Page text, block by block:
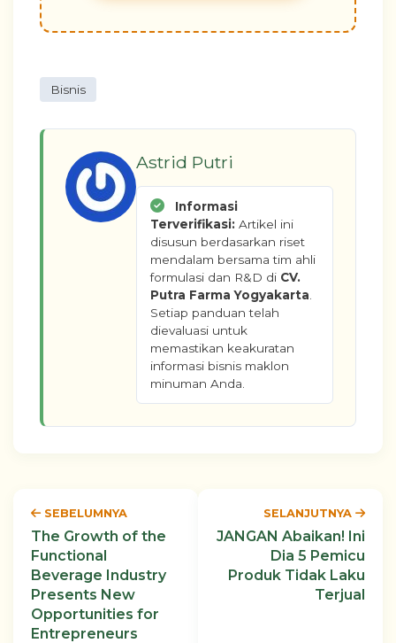
Bisnis
Astrid Putri
Informasi
Terverifikasi: Artikel ini
disusun berdasarkan riset
mendalam bersama tim ahli
formulasi dan R&D di CV.
Putra Farma Yogyakarta
Setiap panduan telah
dievaluasi untuk
memastikan keakuratan
informasi bisnis maklon
minuman Anda.
SEBELUMNYA
The Growth of the
Functional
Beverage Industry
Presents New
Opportunities for
Entrepreneurs
SELANJUTNYA
JANGAN Abaikan! Ini
Dia 5 Pemicu
Produk Tidak Laku
Terjual